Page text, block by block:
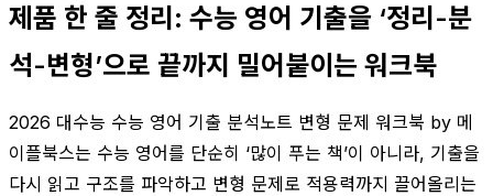
제품 한 줄 정리: 수능 영어 기출을 ‘정리-분
석-변형’으로 끝까지 밀어붙이는 워크북
2026 대수능 수능 영어 기출 분석노트 변형 문제 워크북 by 메
이플북스는 수능 영어를 단순히 ‘많이 푸는 책’이 아니라, 기출을
다시 읽고 구조를 파악하고 변형 문제로 적용력까지 끌어올리는